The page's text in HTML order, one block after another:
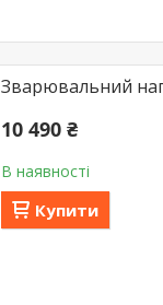
Зварювальний
10 490 ₴
В наявності
Купити